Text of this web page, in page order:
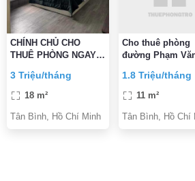
CHÍNH CHỦ CHO
THUÊ PHÒNG NGAY
ĐẦY ĐỦ TIỆN
NGHI,VỆ SINH TRONG
3 Triệu/tháng
18 m²
Tân Bình, Hồ Chí Minh
Cho thuê phòng
đường Phạm
Bình gần CMT8
Bình
1.8 Triệu/tháng
11 m²
Tân Bình, Hồ Chí